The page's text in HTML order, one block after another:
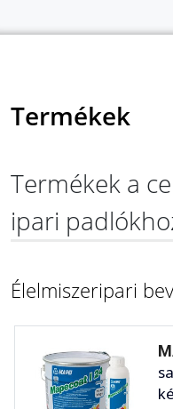
Termékek
Termékek a
ipari
Élelmiszeripari